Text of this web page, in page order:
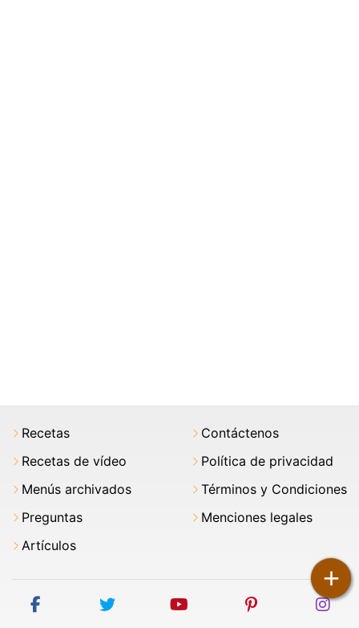
+
Recetas
Recetas de vídeo
Menús archivados
Preguntas
Artículos
Contáctenos
Política de privacidad
Términos y Condiciones
Menciones legales
facebook twitter youtube pinterest